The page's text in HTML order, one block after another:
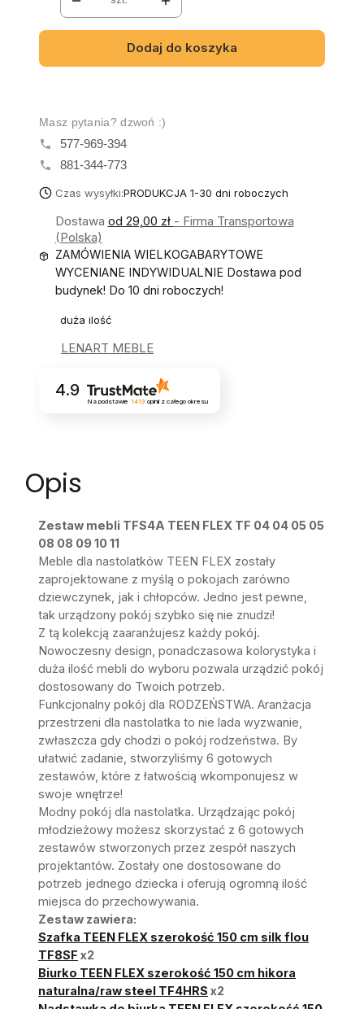
Dodaj do koszyka
Masz pytania? dzwoń :)
577-969-394
881-344-773
Czas wysyłki:PRODUKCJA 1-30 dni roboczych
Dostawa od 29,00 zł - Firma Transportowa
(Polska)
ZAMÓWIENIA WIELKOGABARYTOWE
WYCENIANE INDYWIDUALNIE Dostawa pod
budynek! Do 10 dni roboczych!
duża ilość
LENART MEBLE
4.9
Na podstawie 1413 opinii z całego okresu
Opis
Zestaw mebli TFS4A TEEN FLEX TF 04 04 05 05
08 08 09 10 11
Meble dla nastolatków TEEN FLEX zostały
zaprojektowane z myślą o pokojach zarówno
dziewczynek, jak i chłopców. Jedno jest pewne,
tak urządzony pokój szybko się nie znudzi!
Z tą kolekcją zaaranżujesz każdy pokój.
Nowoczesny design, ponadczasowa kolorystyka i
duża ilość mebli do wyboru pozwala urządzić pokój
dostosowany do Twoich potrzeb.
Funkcjonalny pokój dla RODZEŃSTWA. Aranżacja
przestrzeni dla nastolatka to nie lada wyzwanie,
zwłaszcza gdy chodzi o pokój rodzeństwa. By
ułatwić zadanie, stworzyliśmy 6 gotowych
zestawów, które z łatwością wkomponujesz w
swoje wnętrze!
Modny pokój dla nastolatka. Urządzając pokój
młodzieżowy możesz skorzystać z 6 gotowych
zestawów stworzonych przez zespół naszych
projektantów. Zostały one dostosowane do
potrzeb jednego dziecka i oferują ogromną ilość
miejsca do przechowywania.
Zestaw zawiera:
Szafka TEEN FLEX szerokość 150 cm silk flou
TF8SF x2
Biurko TEEN FLEX szerokość 150 cm hikora
naturalna/raw steel TF4HRS x2